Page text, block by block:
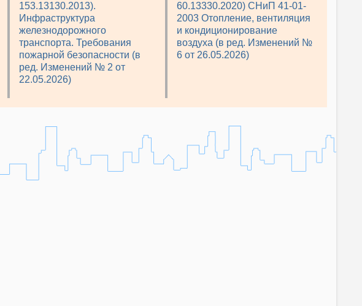
153.13130.2013).
Инфраструктура
железнодорожного
транспорта. Требования
пожарной безопасности (в
ред. Изменений № 2 от
22.05.2026)
60.13330.2020) СНиП 41-01-
2003 Отопление, вентиляция
и кондиционирование
воздуха (в ред. Изменений №
6 от 26.05.2026)